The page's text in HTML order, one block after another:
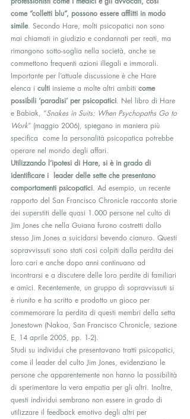
come “colletti blu”, possono essere afflitti in modo
simile. Secondo Hare, molti psicopatici non sono
mai chiamati in giudizio e condannati per reati, ma
rimangono sotto-soglia nella società, anche se
commettono frequenti azioni illegali e immorali.
Importante per l’attuale discussione è che Hare
elenca i culti insieme a molte altri ambiti come
possibili ‘paradisi’ per psicopatici. Nel libro di Hare
e Babiak, “Snakes in Suits: When Psychopaths Go to
Work” (maggio 2006), spiegano in maniera più
specifica  come la personalità psicopatica potrebbe
operare nel mondo degli affari.
Utilizzando l’ipotesi di Hare, si è in grado di
identificare i  leader delle sette che presentano
comportamenti psicopatici. Ad esempio, un recente
rapporto del San Francisco Chronicle racconta storie
dei superstiti delle quasi 1.000 persone nel culto di
Jim Jones che nella Guiana furono costretti dallo
stesso Jim Jones a suicidarsi bevendo cianuro. Questi
sopravvissuti sono stati così colpiti dalla perdita dei
loro cari e anche dopo anni continuano ad
incontrarsi e a discutere delle loro perdite di familiari
e amici. Recentemente, un gruppo di sopravvissuti si
è riunito e ha scritto e prodotto un gioco per
commemorare la perdita di questi membri della setta
Jonestown (Nakoa, San Francisco Chronicle, sezione
E, 14 aprile 2005, pp. 1-2).
Studi su individui che presentavano tratti psicopatici,
come il leader del culto Jim Jones, evidenziano le
persone che apparentemente non hanno la possibilità
di sperimentare la vera empatia per gli altri. Inoltre,
questi individui sembrano non essere in grado di
utilizzare il feedback emotivo degli altri per